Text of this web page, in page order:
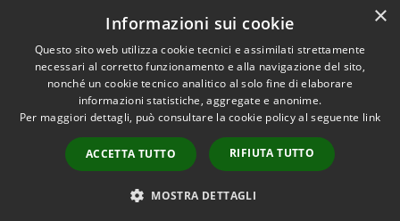
Dichiarazione di accessibilità Meccanismo di feedback
RSS
Accessibilità
Copyright © 2026 • Comune di
Bitonto • Powered by
Municipium•
Accesso
redazione
×
Informazioni sui cookie
Questo sito web utilizza cookie tecnici e assimilati strettamente
necessari al corretto funzionamento e alla navigazione del sito,
nonché un cookie tecnico analitico al solo fine di elaborare
informazioni statistiche, aggregate e anonime.
Per maggiori dettagli, può consultare la cookie policy al seguente link
ACCETTA TUTTO RIFIUTA TUTTO
MOSTRA DETTAGLI